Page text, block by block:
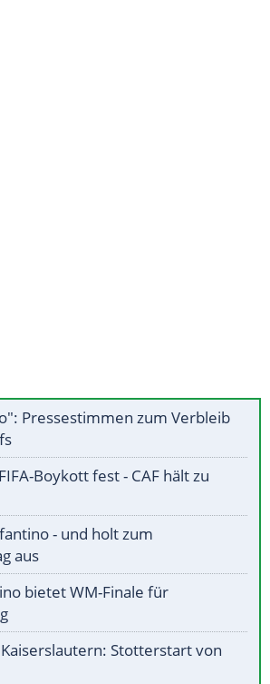
Pressestimmen zum Verbleib
Boykott fest - CAF hält zu
- und holt zum
aus
bietet WM-Finale für
Stotterstart von